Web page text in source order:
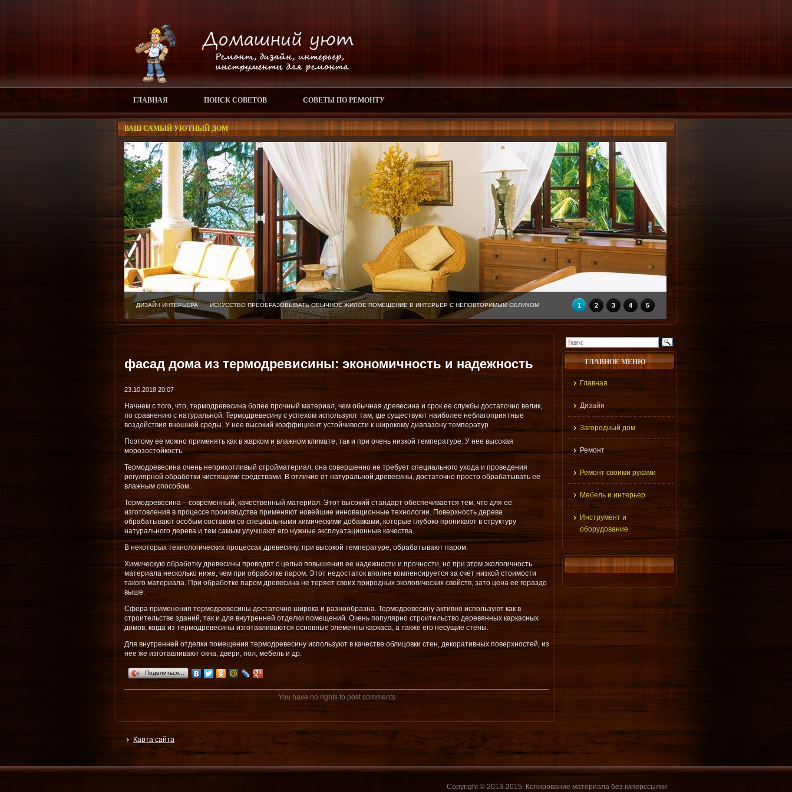
ГЛАВНАЯ ПОИСК СОВЕТОВ СОВЕТЫ ПО РЕМОНТУ
ВАШ САМЫЙ УЮТНЫЙ ДОМ
ДИЗАЙН ИНТЕРЬЕРА ИСКУССТВО ПРЕОБРАЗОВЫВАТЬ ОБЫЧНОЕ ЖИЛОЕ ПОМЕЩЕНИЕ В ИНТЕРЬЕР С НЕПОВТОРИМЫМ ОБЛИКОМ 1 2 3 4 5
фасад дома из термодревисины: экономичность и надежность
23.10.2018 20:07
Начнем с того, что, термодревесина более прочный материал, чем обычная древесина и срок ее службы достаточно велик,
по сравнению с натуральной. Термодревесину с успехом используют там, где существуют наиболее неблагоприятные
воздействия внешней среды. У нее высокий коэффициент устойчивости к широкому диапазону температур.
Поэтому ее можно применять как в жарком и влажном климате, так и при очень низкой температуре. У нее высокая
морозостойкость.
Термодревесина очень неприхотливый стройматериал, она совершенно не требует специального ухода и проведения
регулярной обработки чистящими средствами. В отличие от натуральной древесины, достаточно просто обрабатывать ее
влажным способом.
Термодревесина – современный, качественный материал. Этот высокий стандарт обеспечивается тем, что для ее
изготовления в процессе производства применяют новейшие инновационные технологии. Поверхность дерева
обрабатывают особым составом со специальными химическими добавками, которые глубоко проникают в структуру
натурального дерева и тем самым улучшают его нужные эксплуатационные качества.
В некоторых технологических процессах древесину, при высокой температуре, обрабатывают паром.
Химическую обработку древесины проводят с целью повышения ее надежности и прочности, но при этом экологичность
материала несколько ниже, чем при обработке паром. Этот недостаток вполне компенсируется за счет низкой стоимости
такого материала. При обработке паром древесина не теряет своих природных экологических свойств, зато цена ее гораздо
выше.
Сфера применения термодревесины достаточно широка и разнообразна. Термодревесину активно используют как в
строительстве зданий, так и для внутренней отделки помещений. Очень популярно строительство деревянных каркасных
домов, когда из термодревесины изготавливаются основные элементы каркаса, а также его несущие стены.
Для внутренней отделки помещения термодревесину используют в качестве облицовки стен, декоративных поверхностей, из
нее же изготавливают окна, двери, пол, мебель и др.
Поделиться…
You have no rights to post comments
ГЛАВНОЕ МЕНЮ
Главная
Дизайн
Загородный дом
Ремонт
Ремонт своими руками
Мебель и интерьер
Инструмент и
оборудование
Карта сайта
Copyright © 2013-2015. Копирование материала без гиперссылки